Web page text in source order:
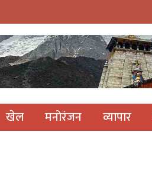
खेल मनोरंजन व्यापार